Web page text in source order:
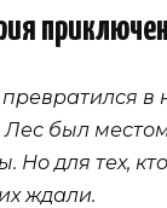
в
был
для тех,
ждали.